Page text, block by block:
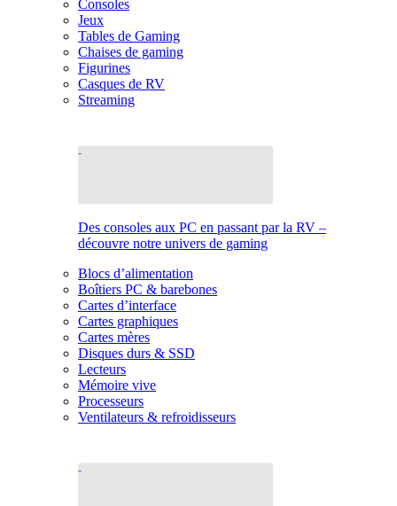
Consoles
Jeux
Tables de Gaming
Chaises de gaming
Figurines
Casques de RV
Streaming
Des consoles aux PC en passant par la RV –
découvre notre univers de gaming
Blocs d’alimentation
Boîtiers PC & barebones
Cartes d’interface
Cartes graphiques
Cartes mères
Disques durs & SSD
Lecteurs
Mémoire vive
Processeurs
Ventilateurs & refroidisseurs